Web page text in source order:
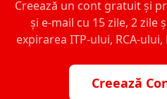
Creează un cont gratuit și
și e-mail cu 15 zile, 2 zile
expirarea ITP-ului, RCA-
Creează